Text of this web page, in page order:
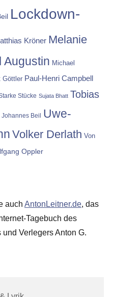
Lockdown-
Kröner Melanie
Augustin Michael
Göttler Paul-Henri Campbell
Stücke Sujata Bhatt Tobias
Johannes Beil Uwe-
Volker Derlath Von
Oppler
auch AntonLeitner.de, das
Tagebuch des
und Verlegers Anton G.